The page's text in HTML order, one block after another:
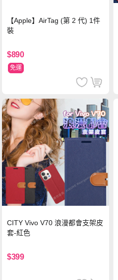
【Apple】AirTag (第 2 代) 1件
裝
$890
免運
CITY Vivo V70 浪漫都會支架皮
套-紅色
$399